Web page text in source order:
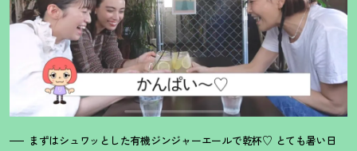
まずはシュワッとした有機ジンジャーエールで乾杯♡ とても暑い日